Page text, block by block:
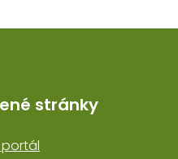
stránky
portál